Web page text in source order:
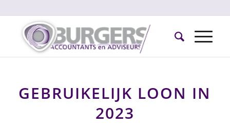
GEBRUIKELIJK LOON IN
2023